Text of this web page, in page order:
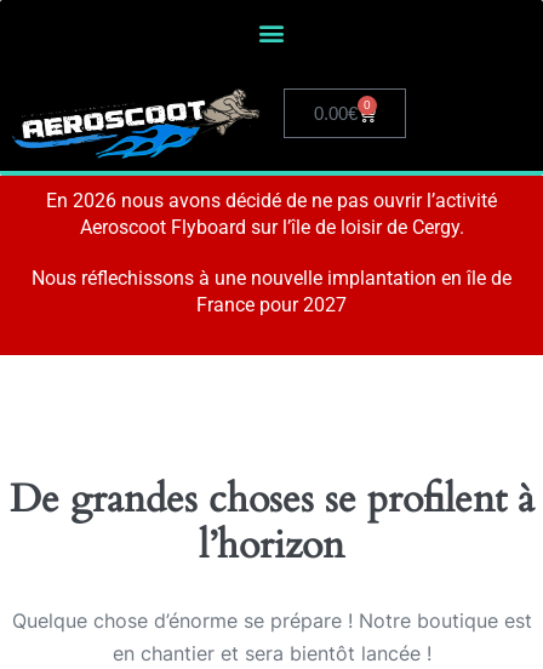
0.00€ 0
En 2026 nous avons décidé de ne pas ouvrir l’activité
Aeroscoot Flyboard sur l’île de loisir de Cergy.
Nous réflechissons à une nouvelle implantation en île de
France pour 2027
De grandes choses se profilent à
l’horizon
Quelque chose d’énorme se prépare ! Notre boutique est
en chantier et sera bientôt lancée !